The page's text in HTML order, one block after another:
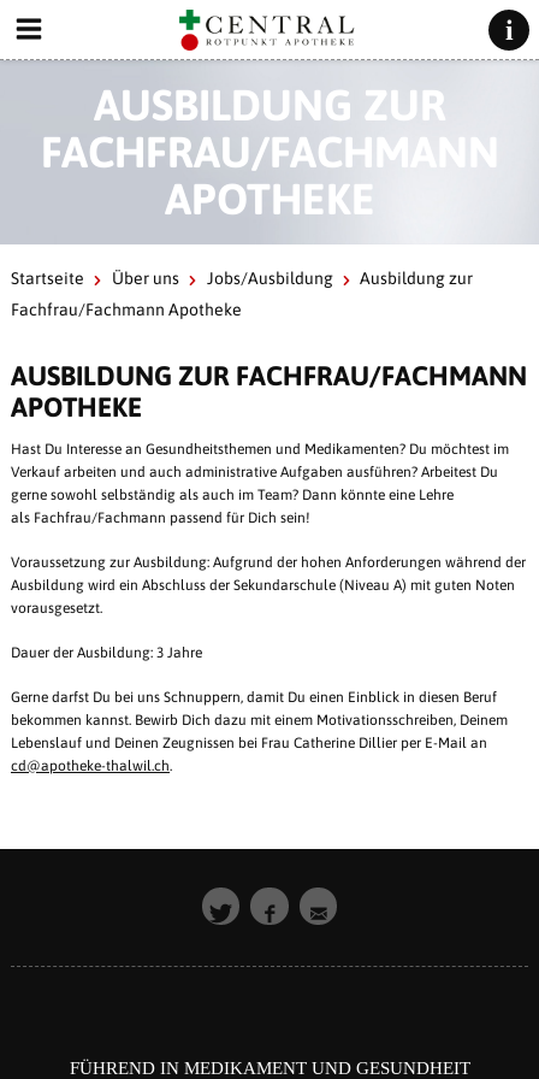
AUSBILDUNG ZUR
FACHFRAU/FACHMANN
APOTHEKE
Startseite Über uns Jobs/Ausbildung
Ausbildung zur
Fachfrau/Fachmann Apotheke
AUSBILDUNG ZUR FACHFRAU/FACHMANN
APOTHEKE
Hast Du Interesse an Gesundheitsthemen und Medikamenten? Du möchtest im
Verkauf arbeiten und auch administrative Aufgaben ausführen? Arbeitest Du
gerne sowohl selbständig als auch im Team? Dann könnte eine Lehre
als Fachfrau/Fachmann passend für Dich sein!
Voraussetzung zur Ausbildung: Aufgrund der hohen Anforderungen während der
Ausbildung wird ein Abschluss der Sekundarschule (Niveau A) mit guten Noten
vorausgesetzt.
Dauer der Ausbildung: 3 Jahre
Gerne darfst Du bei uns Schnuppern, damit Du einen Einblick in diesen Beruf
bekommen kannst. Bewirb Dich dazu mit einem Motivationsschreiben, Deinem
Lebenslauf und Deinen Zeugnissen bei Frau Catherine Dillier per E-Mail an
cd@apotheke-thalwil.ch.
FÜHREND IN MEDIKAMENT UND GESUNDHEIT